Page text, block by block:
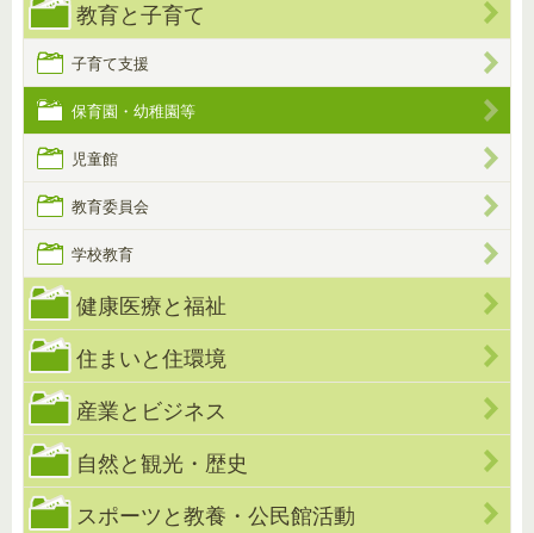
教育と子育て
子育て支援
保育園・幼稚園等
児童館
教育委員会
学校教育
健康医療と福祉
住まいと住環境
産業とビジネス
自然と観光・歴史
スポーツと教養・公民館活動